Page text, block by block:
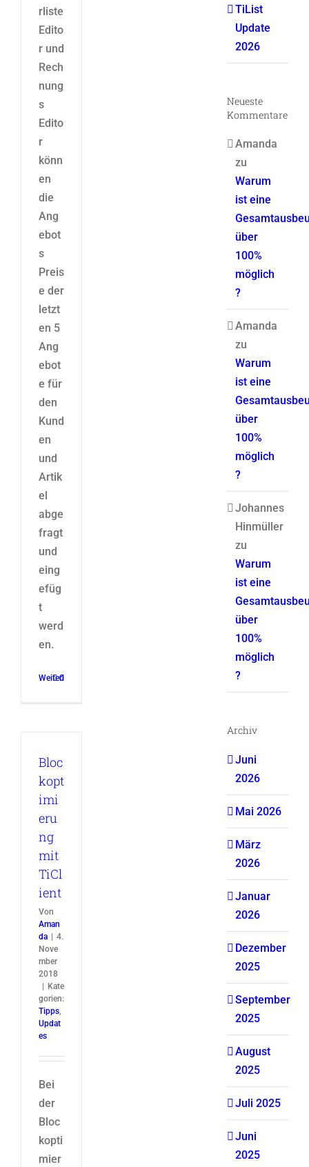
rliste
Edito
r und
Rech
nung
s
Edito
r
könn
en
die
Ang
ebot
s
Preis
e der
letzt
en 5
Ang
ebot
e für
den
Kund
en
und
Artik
el
abge
fragt
und
eing
efüg
t
werd
en.
Weiterlesen
0
Bloc
kopt
imi
eru
ng
mit
TiCl
ient
Von
Aman
da
4.
Nove
mber
2018
Kate
gorien:
Tipps,
Updat
es
Bei
der
Bloc
kopti
mier
TiList
Update
2026
Neueste
Kommentare
Amanda
zu
Warum
ist eine
über
100%
möglich
?
Amanda
zu
Warum
ist eine
über
100%
möglich
?
Johannes
Hinmüller
zu
Warum
ist eine
über
100%
möglich
?
Archiv
Juni
2026
Mai 2026
März
2026
Januar
2026
Dezember
2025
September
2025
August
2025
Juli 2025
Juni
2025